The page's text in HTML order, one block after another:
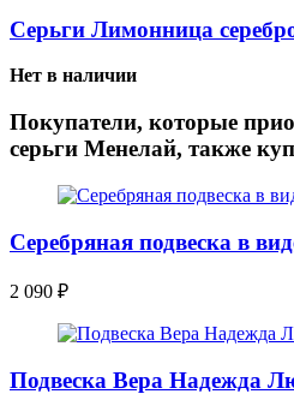
Серьги Лимонница
Нет в наличии
Покупатели, которые
серьги Менелай, также
Серебряная подвеска в
2 090 ₽
Подвеска Вера Надежда